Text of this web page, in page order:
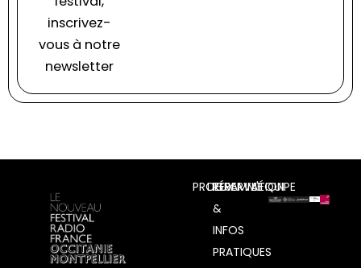
inscrivez-
vous à notre
newsletter
r
m
o
e
PROGRAMME
LIEUX
RÉSERVATION
&
INFOS
PRATIQUES
L'ÉQUIPE